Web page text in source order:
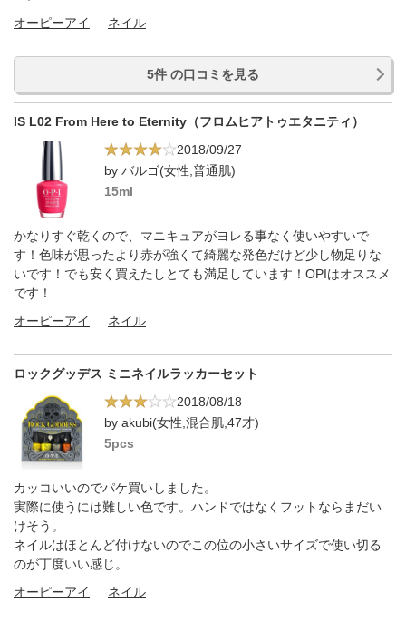
オーピーアイ
ネイル
5件 の口コミを見る
IS L02 From Here to Eternity（フロムヒアトゥエタニティ）
2018/09/27
by バルゴ(女性,普通肌)
15ml
かなりすぐ乾くので、マニキュアがヨレる事なく使いやすいで
す！色味が思ったより赤が強くて綺麗な発色だけど少し物足りな
いです！でも安く買えたしとても満足しています！OPIはオススメ
です！
オーピーアイ
ネイル
ロックグッデス ミニネイルラッカーセット
2018/08/18
by akubi(女性,混合肌,47才)
5pcs
カッコいいのでパケ買いしました。
実際に使うには難しい色です。ハンドではなくフットならまだい
けそう。
ネイルはほとんど付けないのでこの位の小さいサイズで使い切る
のが丁度いい感じ。
オーピーアイ
ネイル